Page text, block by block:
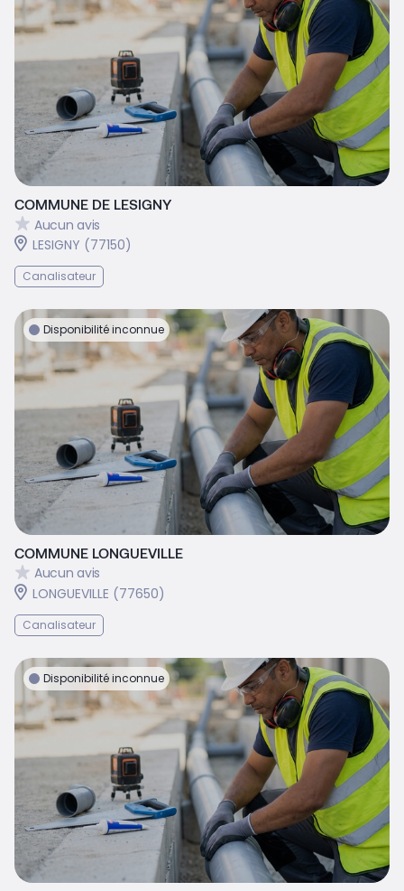
COMMUNE DE LESIGNY
Aucun avis
LESIGNY (77150)
Canalisateur
Disponibilité inconnue
COMMUNE LONGUEVILLE
Aucun avis
LONGUEVILLE (77650)
Canalisateur
Disponibilité inconnue